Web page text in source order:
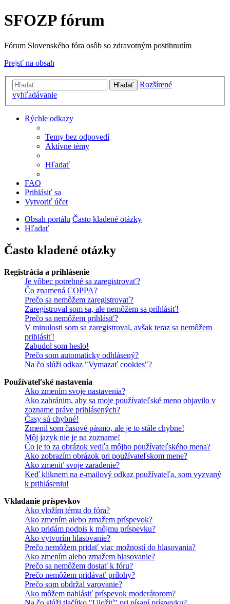
SFOZP fórum
Fórum Slovenského fóra osôb so zdravotným postihnutím
Prejsť na obsah
Hľadať
Rozšírené
vyhľadávanie
Rýchle odkazy
Temy bez odpovedí
Aktívne témy
Hľadať
FAQ
Prihlásiť sa
Vytvoriť účet
Obsah portálu Často kladené otázky
Hľadať
Často kladené otázky
Registrácia a prihlásenie
Je vôbec potrebné sa zaregistrovať?
Čo znamená COPPA?
Prečo sa nemôžem zaregistrovať?
Zaregistroval som sa, ale nemôžem sa prihlásiť!
Prečo sa nemôžem prihlásiť?
V minulosti som sa zaregistroval, avšak teraz sa nemôžem
prihlásiť!
Zabudol som heslo!
Prečo som automaticky odhlásený?
Na čo slúži odkaz "Vymazať cookies"?
Používateľské nastavenia
Ako zmením svoje nastavenia?
Ako zabránim, aby sa moje používateľské meno objavilo v
zozname práve prihlásených?
Časy sú chybné!
Zmenil som časové pásmo, ale je to stále chybne!
Môj jazyk nie je na zozname!
Čo je to za obrázok vedľa môjho používateľského mena?
Ako zobrazím obrázok pri používateľskom mene?
Ako zmeniť svoje zaradenie?
Keď kliknem na e-mailový odkaz používateľa, som vyzvaný
k prihláseniu!
Vkladanie príspevkov
Ako vložím tému do fóra?
Ako zmením alebo zmažem príspevok?
Ako pridám podpis k môjmu príspevku?
Ako vytvorím hlasovanie?
Prečo nemôžem pridať viac možností do hlasovania?
Ako zmením alebo zmažem hlasovanie?
Prečo sa nemôžem dostať k fóru?
Prečo nemôžem pridávať prílohy?
Prečo som obdržal varovanie?
Ako môžem nahlásiť príspevok moderátorom?